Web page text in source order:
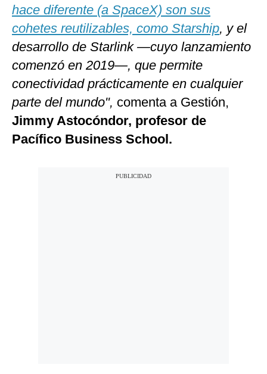
hace diferente (a SpaceX) son sus
cohetes reutilizables, como Starship, y el
desarrollo de Starlink —cuyo lanzamiento
comenzó en 2019—, que permite
conectividad prácticamente en cualquier
parte del mundo", comenta a Gestión,
Jimmy Astocóndor, profesor de
Pacífico Business School.